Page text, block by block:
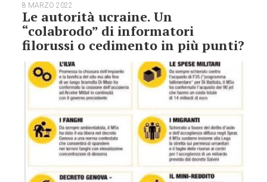
8 MARZO 2022
Le autorità ucraine. Un
“colabrodo” di informatori
filorussi o cedimento in più punti?